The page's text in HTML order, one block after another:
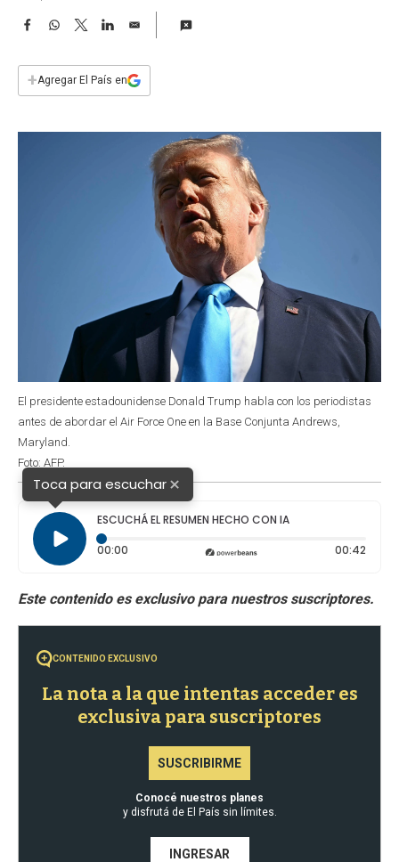
F
e
b
W
s
T
w
t
L
E
i
l
+Agregar El País en
El presidente estadounidense Donald Trump habla con los periodistas
antes de abordar el Air Force One en la Base Conjunta Andrews,
Maryland.
Foto: AFP.
Toca para escuchar×
ESCUCHÁ EL RESUMEN HECHO CON IA
00:00 Tiempo transcurrido: 0 segundos 00:42
CONTENIDO EXCLUSIVO
La nota a la que intentas acceder es
exclusiva para suscriptores
SUSCRIBIRME
Conocé nuestros planes
y disfrutá de El País sin límites.
INGRESAR